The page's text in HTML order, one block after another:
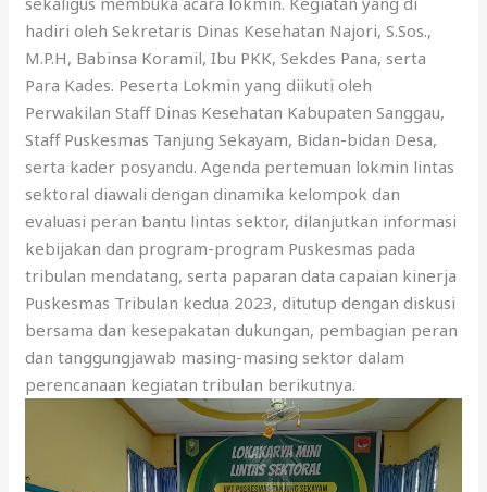
hadiri oleh Sekretaris Dinas Kesehatan Najori, S.Sos.,
M.P.H, Babinsa Koramil, Ibu PKK, Sekdes Pana, serta
Para Kades. Peserta Lokmin yang diikuti oleh
Perwakilan Staff Dinas Kesehatan Kabupaten Sanggau,
Staff Puskesmas Tanjung Sekayam, Bidan-bidan Desa,
serta kader posyandu. Agenda pertemuan lokmin lintas
sektoral diawali dengan dinamika kelompok dan
evaluasi peran bantu lintas sektor, dilanjutkan informasi
kebijakan dan program-program Puskesmas pada
tribulan mendatang, serta paparan data capaian kinerja
Puskesmas Tribulan kedua 2023, ditutup dengan diskusi
bersama dan kesepakatan dukungan, pembagian peran
dan tanggungjawab masing-masing sektor dalam
perencanaan kegiatan tribulan berikutnya.